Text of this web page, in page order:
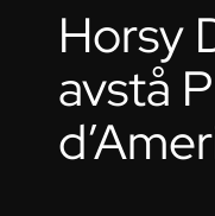
Horsy
avstå